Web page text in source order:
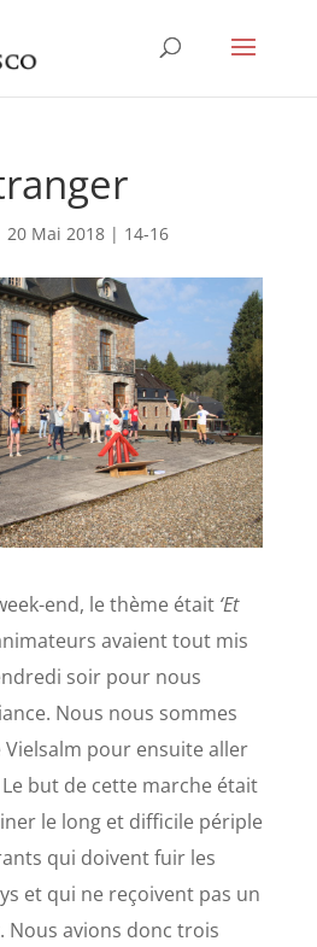
20 Mai 2018| 14-16
end, le thème était ‘Et
avaient tout mis
soir pour nous
Nous nous sommes
pour ensuite aller
but de cette marche était
le long et difficile périple
qui doivent fuir les
et qui ne reçoivent pas un
Nous avions donc trois